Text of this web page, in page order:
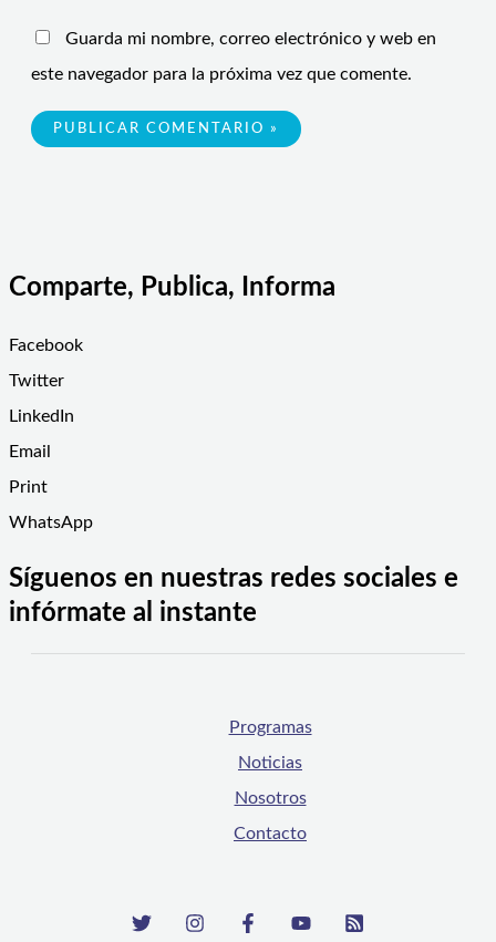
Guarda mi nombre, correo electrónico y web en
este navegador para la próxima vez que comente.
Comparte, Publica, Informa
Facebook
Twitter
LinkedIn
Email
Print
WhatsApp
Síguenos en nuestras redes sociales e
infórmate al instante
Programas
Noticias
Nosotros
Contacto